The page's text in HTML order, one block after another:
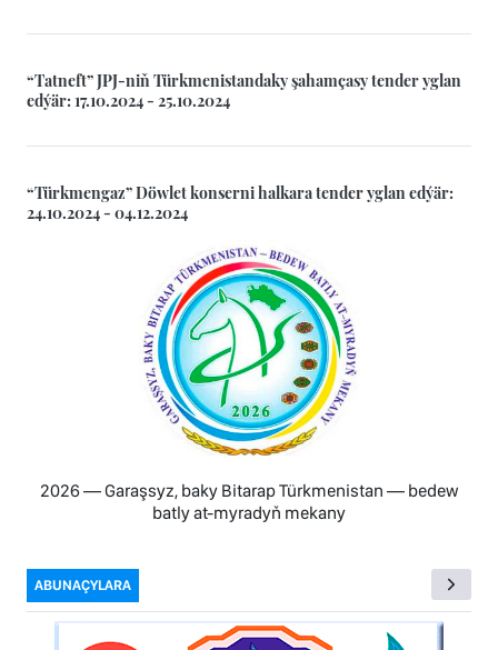
“Tatneft” JPJ-niň Türkmenistandaky şahamçasy tender yglan
edýär: 17.10.2024 - 25.10.2024
“Türkmengaz” Döwlet konserni halkara tender yglan edýär:
24.10.2024 - 04.12.2024
2026 — Garaşsyz, baky Bitarap Türkmenistan — bedew
batly at-myradyň mekany
ABUNAÇYLARA